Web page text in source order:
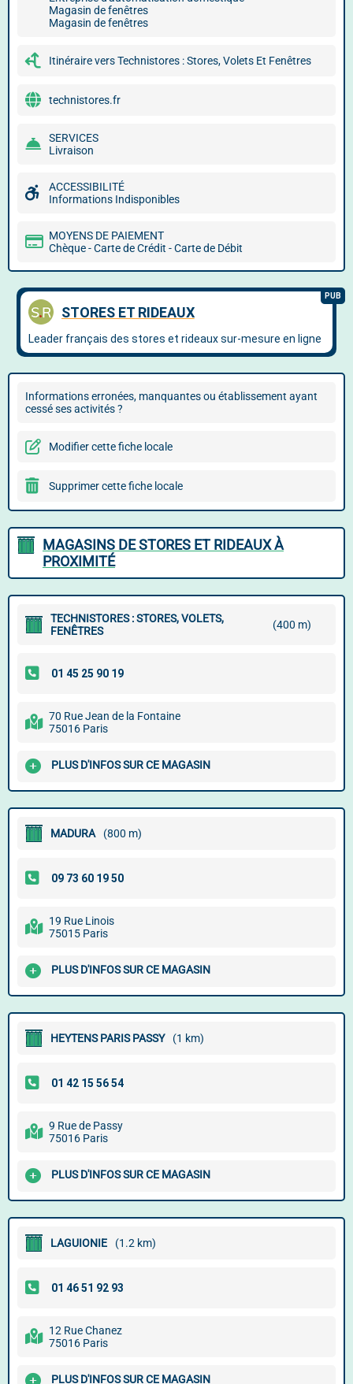
Magasin de fenêtres
Magasin de fenêtres
Itinéraire vers Technistores : Stores, Volets Et Fenêtres
technistores.fr
SERVICES
Livraison
ACCESSIBILITÉ
Informations Indisponibles
MOYENS DE PAIEMENT
Chèque - Carte de Crédit - Carte de Débit
Informations erronées, manquantes ou établissement ayant
cessé ses activités ?
Modifier cette fiche locale
Supprimer cette fiche locale
MAGASINS DE STORES ET RIDEAUX À
PROXIMITÉ
TECHNISTORES : STORES, VOLETS,
FENÊTRES
(400 m)
70 Rue Jean de la Fontaine
75016 Paris
PLUS D'INFOS SUR CE MAGASIN
MADURA (800 m)
19 Rue Linois
75015 Paris
PLUS D'INFOS SUR CE MAGASIN
HEYTENS PARIS PASSY (1 km)
9 Rue de Passy
75016 Paris
PLUS D'INFOS SUR CE MAGASIN
LAGUIONIE (1.2 km)
12 Rue Chanez
75016 Paris
PLUS D'INFOS SUR CE MAGASIN